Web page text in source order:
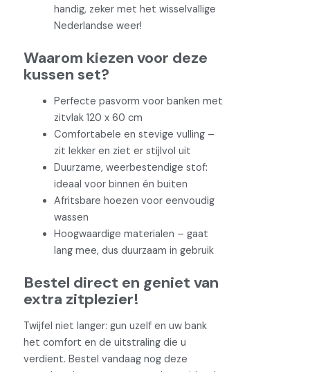
handig, zeker met het wisselvallige
Nederlandse weer!
Waarom kiezen voor deze
kussen set?
Perfecte pasvorm voor banken met
zitvlak 120 x 60 cm
Comfortabele en stevige vulling –
zit lekker en ziet er stijlvol uit
Duurzame, weerbestendige stof:
ideaal voor binnen én buiten
Afritsbare hoezen voor eenvoudig
wassen
Hoogwaardige materialen – gaat
lang mee, dus duurzaam in gebruik
Bestel direct en geniet van
extra zitplezier!
Twijfel niet langer: gun uzelf en uw bank
het comfort en de uitstraling die u
verdient. Bestel vandaag nog deze